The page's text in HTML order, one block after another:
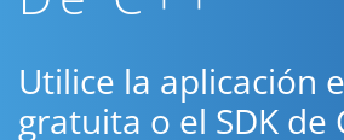
Utilice la aplicación
gratuita o el SDK de